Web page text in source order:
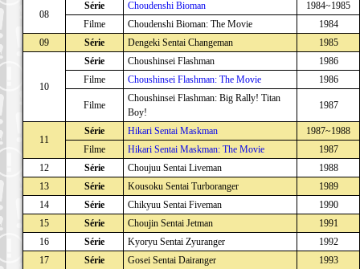
08
Série Choudenshi Bioman
1984~1985
Filme
Choudenshi Bioman: The Movie
1984
09
Série Dengeki Sentai Changeman 1985
10
Série Choushinsei Flashman
1986
Filme
Choushinsei Flashman: The Movie 1986
Filme
Choushinsei Flashman: Big Rally! Titan
Boy!
1987
11
Série Hikari Sentai Maskman
1987~1988
Filme
Hikari Sentai Maskman: The Movie
1987
12
Série Choujuu Sentai Liveman
1988
13
Série Kousoku Sentai Turboranger
1989
14
Série Chikyuu Sentai Fiveman
1990
15
Série Choujin Sentai Jetman
1991
16
Série Kyoryu Sentai Zyuranger
1992
17
Série Gosei Sentai Dairanger
1993